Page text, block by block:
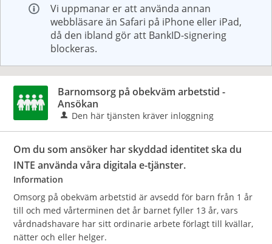
Vi uppmanar er att använda annan
webbläsare än Safari på iPhone eller iPad,
då den ibland gör att BankID-signering
blockeras.
Barnomsorg på obekväm arbetstid -
Ansökan
Den här tjänsten kräver inloggning
Om du som ansöker har skyddad identitet ska du
INTE använda våra digitala e-tjänster.
Information
Omsorg på obekväm arbetstid är avsedd för barn från 1 år
till och med vårterminen det år barnet fyller 13 år, vars
vårdnadshavare har sitt ordinarie arbete förlagt till kvällar,
nätter och eller helger.